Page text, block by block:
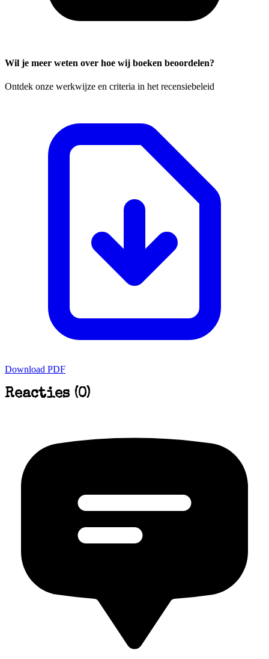
Wil je meer weten over hoe wij boeken beoordelen?
Ontdek onze werkwijze en criteria in het recensiebeleid
Download PDF
Reacties (0)